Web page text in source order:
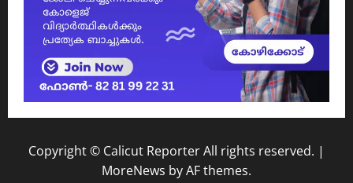
Copyright © Calicut Reporter All rights reserved. |
MoreNews by AF themes.